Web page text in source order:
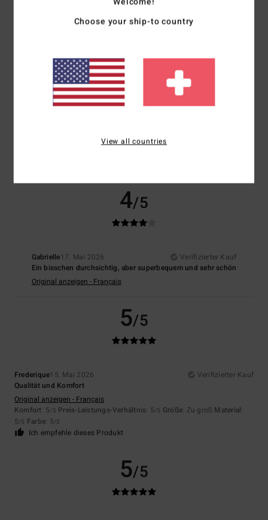
5 /5
27. Mai 2026
Verifizierter Kauf
Preis-Leistungs-Verhältnis: 4/5 Größe
4/5
Gabrielle17. Mai 2026
Verifizierter Kauf
Ein bisschen durchsichtig, aber superbequem und sehr schön
Original anzeigen - Français
5/5
Frederique15. Mai 2026
Verifizierter Kauf
Qualität und Komfort
Original anzeigen - Français
Komfort: 5/5 Preis-Leistungs-Verhältnis: 5/5 Größe: Zu groß Material:
5/5 Farbe: 5/5
Ich empfehle dieses Produkt
5/5
Choose your ship-to country
View all countries